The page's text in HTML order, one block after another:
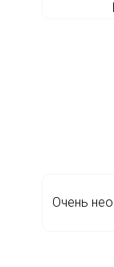
Очень